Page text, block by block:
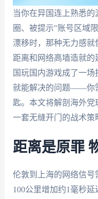
当你在异国连上熟悉
圈、被提示"账号区域
漂移时，那种无力感就
距离和网络高墙造就
国玩国内游戏成了一
就能解决的问题——你
匙。本文将解剖海外
一套无缝开门的战术策
距离是原罪
伦敦到上海的网络信号
100公里增加约1毫秒